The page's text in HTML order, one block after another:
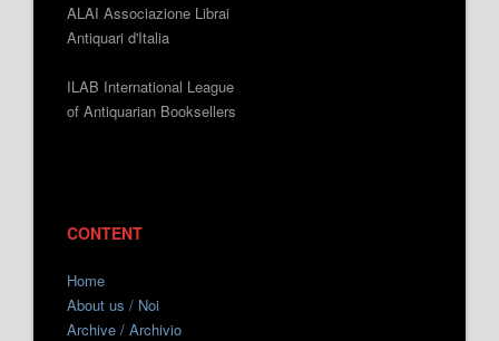
ALAI Associazione Librai
Antiquari d'Italia
ILAB International League
of Antiquarian Booksellers
CONTENT
Home
About us / Noi
Archive / Archivio